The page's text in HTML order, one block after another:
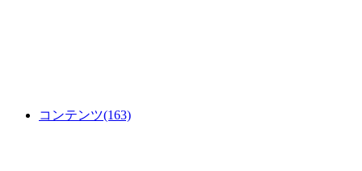
コンテンツ(163)